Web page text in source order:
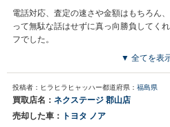
電話対応、査定の速さや金額はもちろん
って無駄な話はせずに真っ向勝負してく
フでした。
▼ 全てを表
投稿者：ヒラヒラヒャッハー都道府県： 福島県
買取店名： ネクステージ 郡山店
売却した車：
トヨタ ノア